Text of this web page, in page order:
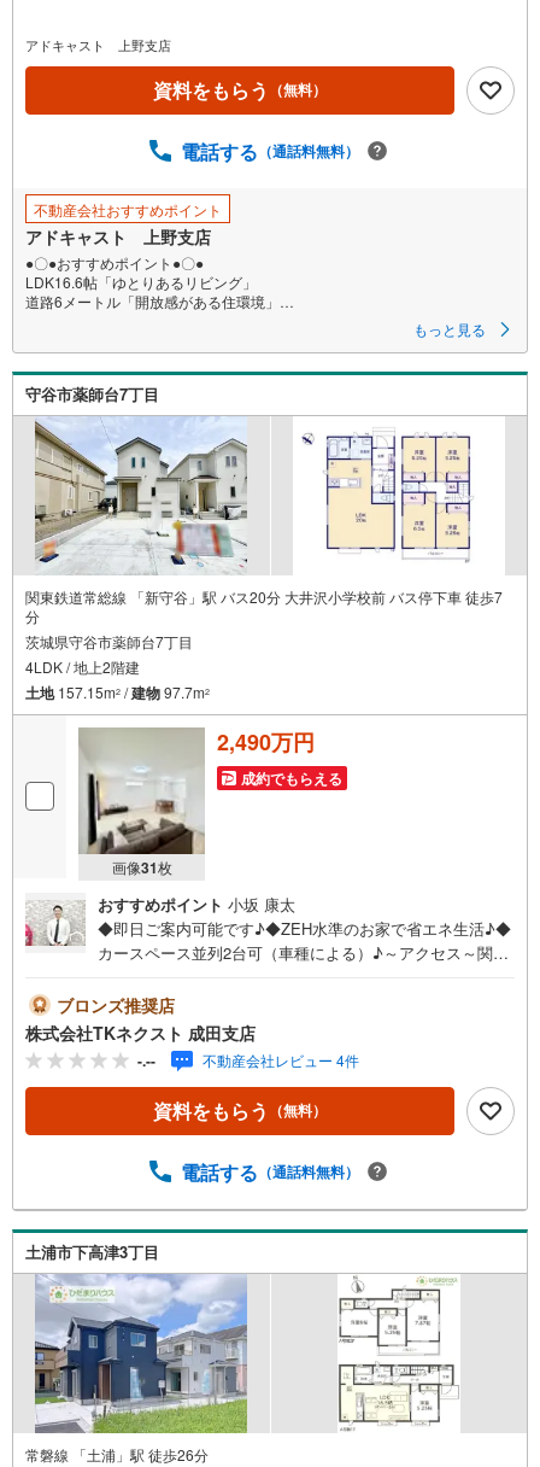
アドキャスト 上野支店
資料をもらう （無料）
電話する （通話料無料）
不動産会社おすすめポイント
アドキャスト 上野支店
●〇●おすすめポイント●〇●
LDK16.6帖「ゆとりあるリビング」
道路6メートル「開放感がある住環境」
この時間帯はお電話でお問い合わせいただけますとスムーズにご案内が出
来ます。
またインターネットからのご予約でも当日見学可能です。
●〇気軽にご案内やご来店できるポイント〇●
【1】キッズルームあり
お子様にはおもちゃ、絵本などのご用意をしていますので、お子様連れで
もお気軽にご来店ください。
【2】ご条件に近い物件も合わせてご紹介をさせていただきます。
近隣物件やご希望に合わせてその他の物件もご用意をさせていただきま
す。
【3】ご連絡の方法は、お客様のご希望に合わせてショートメールやLINEで
のやり取りも大丈夫です。
紙で物件比較をしたいから、紙面の方が見やすいから、と郵送等のご希望
もお気軽にお申し付けください。
もっと見る
守谷市薬師台7丁目
関東鉄道常総線 「新守谷」駅 バス20分 大井沢小学校前 バス停下車 徒歩7
分
茨城県守谷市薬師台7丁目
4LDK / 地上2階建
土地157.15m2 /建物97.7m2
画像31枚
2,490万円
成約でもらえる
おすすめポイント 小坂 康太
◆即日ご案内可能です♪◆ZEH水準のお家で省エネ生活♪◆
カースペース並列2台可（車種による）♪～アクセス～関東
～◇カースペース並列2台可（車種による）♪◇広々LDK
は、お好みのインテリアを置くことができます♪◇夏は涼
しく、冬は暖かい快適な環境で過ごせるZEH水準住宅♪◇
ガーデニングやお子様の遊び場に使えるお庭付き♪◇雨の
日の洗濯にも便利な浴室暖房乾燥機♪～周辺環境～守谷市
立大井沢小学校 徒歩約8分守谷市立御所ケ丘中学校 徒歩
歩約10分カスミ 徒歩約25分光仁会総合守谷第一病院 徒歩
る住環境に全3棟の新築分譲住宅が登場♪長期優良住宅・住
宅性能評価取得の安心仕様も魅力です♪ご内見はもちろ
ん、まずは資料だけ…という方もお気軽にお問い合わせく
ださい♪
ブロンズ推奨店
株式会社TKネクスト 成田支店
-.-- 不動産会社レビュー 4件
資料をもらう （無料）
電話する （通話料無料）
土浦市下高津3丁目
常磐線 「土浦」駅 徒歩26分